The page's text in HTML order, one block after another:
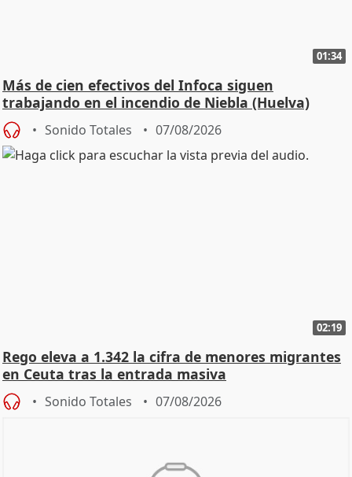
01:34
Más de cien efectivos del Infoca siguen
trabajando en el incendio de Niebla (Huelva)
Sonido Totales 07/08/2026
02:19
Rego eleva a 1.342 la cifra de menores migrantes
en Ceuta tras la entrada masiva
Sonido Totales 07/08/2026